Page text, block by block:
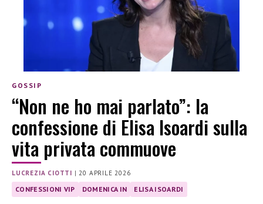
GOSSIP
“Non ne ho mai parlato”: la
confessione di Elisa Isoardi sulla
vita privata commuove
LUCREZIA CIOTTI |20 APRILE 2026
CONFESSIONI VIP DOMENICA IN ELISA ISOARDI